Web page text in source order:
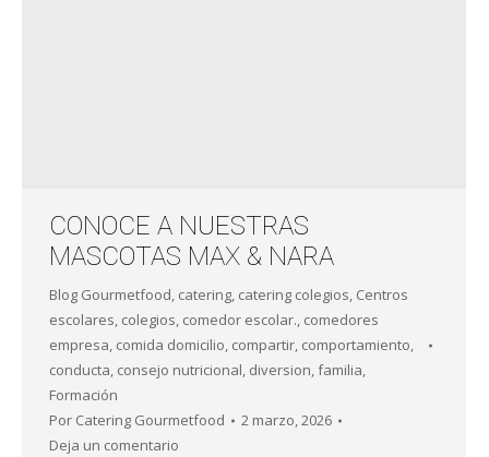
CONOCE A NUESTRAS
MASCOTAS MAX & NARA
Blog Gourmetfood, catering, catering colegios, Centros
escolares, colegios, comedor escolar., comedores
empresa, comida domicilio, compartir, comportamiento,
conducta, consejo nutricional, diversion,familia,
Formación
Por Catering Gourmetfood
2 marzo, 2026
Deja un comentario